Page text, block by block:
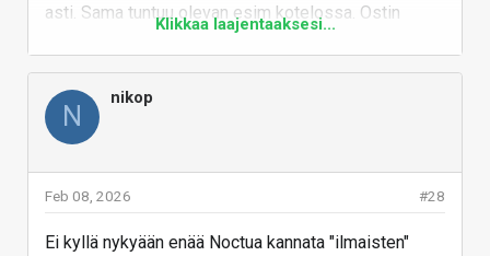
asti. Sama tuntuu olevan esim kotelossa. Ostin
kerralla hyvän, eipä ole tarvinnut päivittää. Onhan se
vanha toimii yhä paremmin kuin moni uusi.
Vastaa
Klikkaa laajentaaksesi...
N
nikop
#28
Feb 08, 2026
Ei kyllä nykyään enää Noctua kannata "ilmaisten"